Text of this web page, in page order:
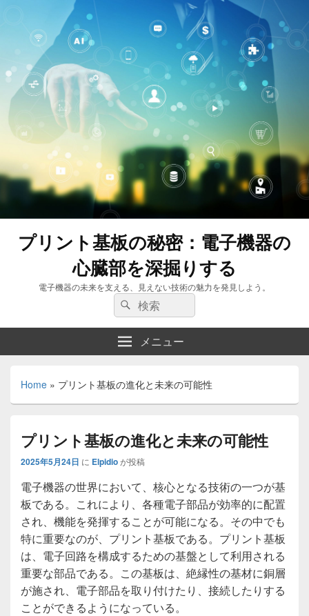
プリント基板の秘密：電子機器の
心臓部を深掘りする
電子機器の未来を支える、見えない技術の魅力を発見しよう。
検
索:
検
索
メニュー
Home » プリント基板の進化と未来の可能性
プリント基板の進化と未来の可能性
2025年5月24日 に Elpidioが投稿
電子機器の世界において、核心となる技術の一つが基
板である。 これにより、各種電子部品が効率的に配置
され、機能を発揮することが可能になる。その中でも
特に重要なのが、プリント基板である。プリント基板
は、電子回路を構成するための基盤として利用される
重要な部品である。この基板は、絶縁性の基材に銅層
が施され、電子部品を取り付けたり、接続したりする
ことができるようになっている。